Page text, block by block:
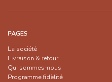
PAGES
La société
Livraison & retour
Qui sommes-nous
Programme fidèlité